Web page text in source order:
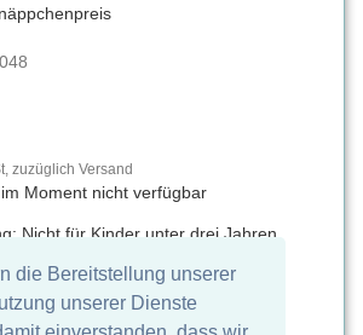
die Bereitstellung unserer
unserer Dienste
zuzüglich Versand
Moment nicht verfügbar
Nicht für Kinder unter drei Jahren